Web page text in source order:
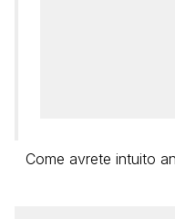
Come avrete intuito